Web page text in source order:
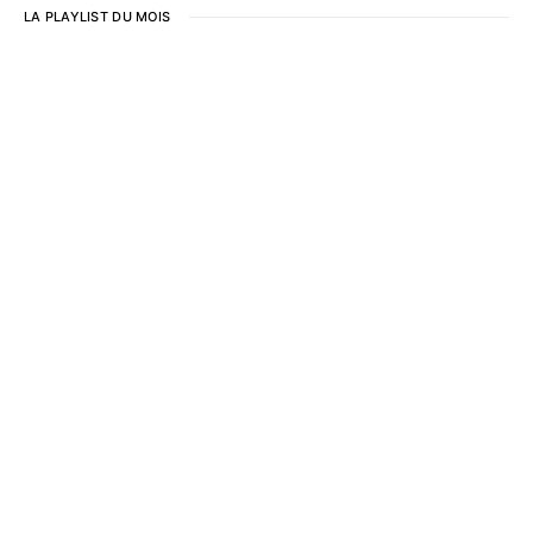
LA PLAYLIST DU MOIS